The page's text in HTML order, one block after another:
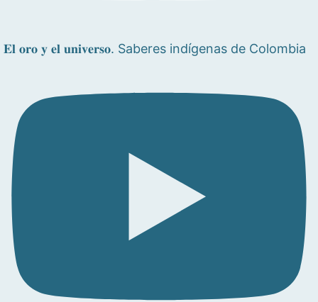
𝐄𝐥 𝐨𝐫𝐨 𝐲 𝐞𝐥 𝐮𝐧𝐢𝐯𝐞𝐫𝐬𝐨. Saberes indígenas de Colombia